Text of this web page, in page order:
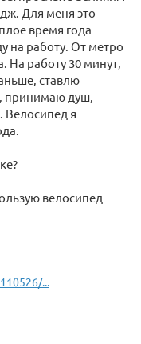
Для меня это
время года
на работу. От метро
На работу 30 минут,
ставлю
принимаю душ,
Велосипед я
велосипед
...